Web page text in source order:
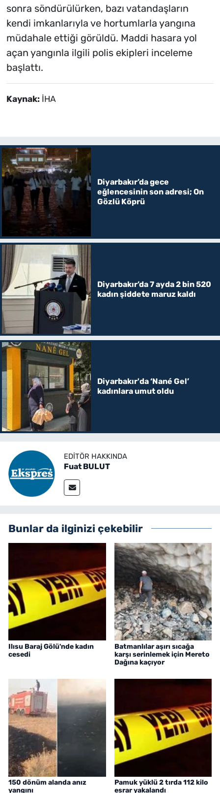
sonra söndürülürken, bazı vatandaşların
kendi imkanlarıyla ve hortumlarla yangına
müdahale ettiği görüldü. Maddi hasara yol
açan yangınla ilgili polis ekipleri inceleme
başlattı.
Kaynak: İHA
Diyarbakır’da gece
eğlencesinin son adresi; On
Gözlü Köprü
Diyarbakır’da 7 ayda 2 bin 520
kadın şiddete maruz kaldı
Diyarbakır'da ‘Nané Gel’
kadınlara umut oldu
EDITÖR HAKKINDA
Fuat BULUT
Bunlar da ilginizi çekebilir
Ilısu Baraj Gölü'nde kadın
cesedi
Batmanlılar aşırı sıcağa
karşı serinlemek için Mereto
Dağına kaçıyor
150 dönüm alanda anız
yangını
Pamuk yüklü 2 tırda 112 kilo
esrar yakalandı